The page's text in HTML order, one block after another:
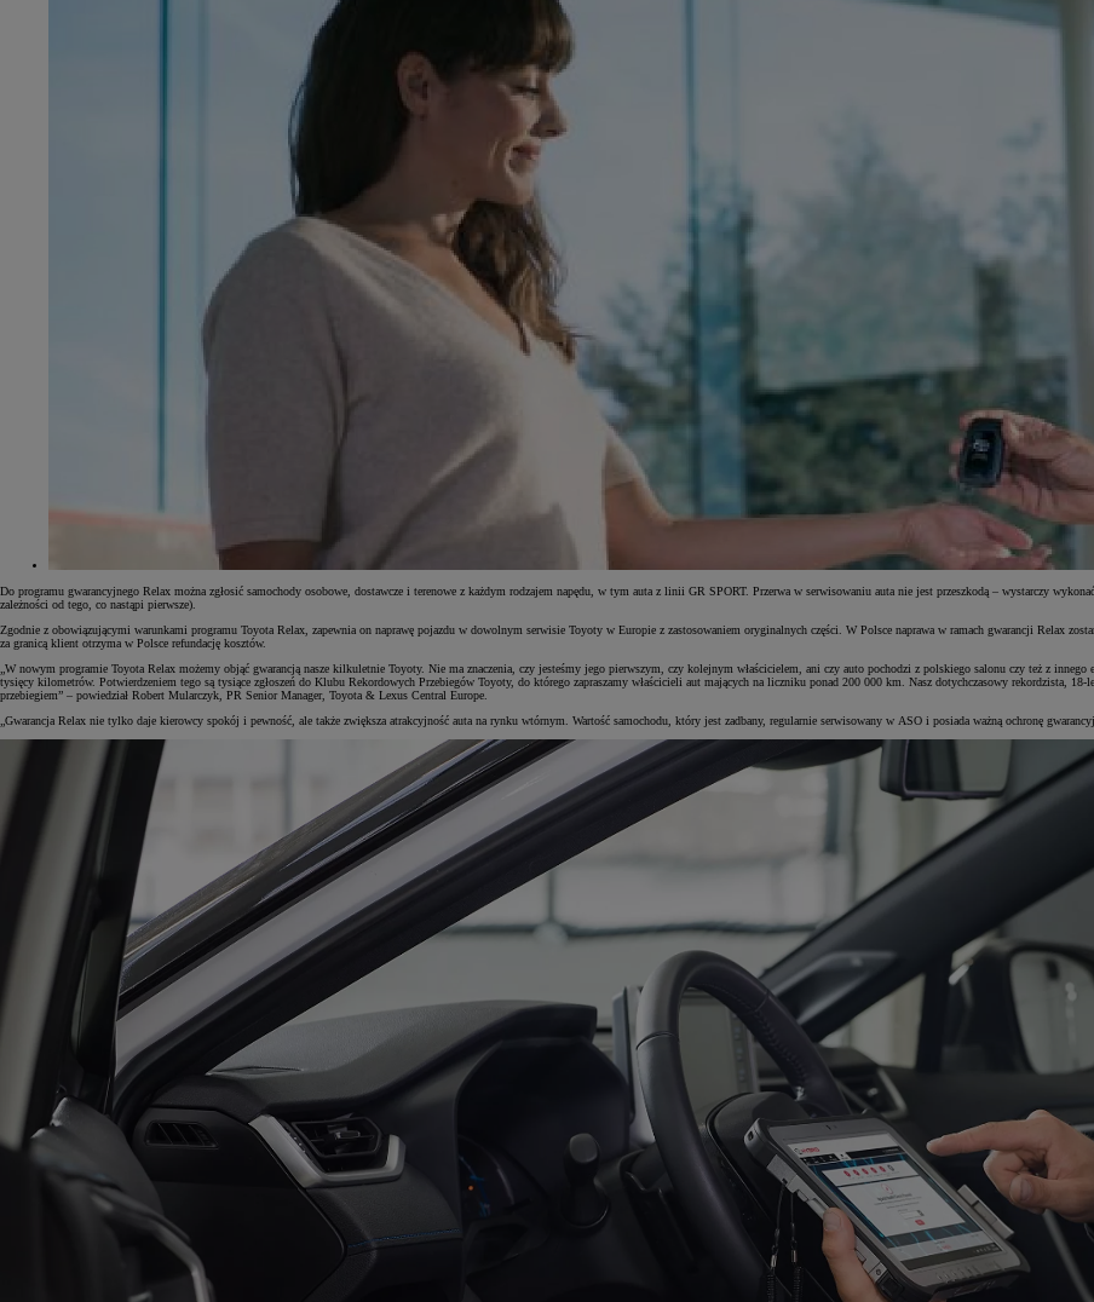
Od81 900 zł
Yaris Cross
Do programu gwarancyjnego Relax można zgłosić samochody osobowe, dostawcze i terenowe z każdym rodzajem napędu, w tym auta z linii GR SPORT. Przerwa w serwisowaniu auta nie jest przeszkodą – wystarczy
zależności od tego, co nastąpi pierwsze).
Zgodnie z obowiązującymi warunkami programu Toyota Relax, zapewnia on naprawę pojazdu w dowolnym serwisie Toyoty w Europie z zastosowaniem oryginalnych części. W Polsce naprawa w ramach gwarancji Relax
za granicą klient otrzyma w Polsce refundację kosztów.
„W nowym programie Toyota Relax możemy objąć gwarancją nasze kilkuletnie Toyoty. Nie ma znaczenia, czy jesteśmy jego pierwszym, czy kolejnym właścicielem, ani czy auto pochodzi z polskiego salonu czy też z
tysięcy kilometrów. Potwierdzeniem tego są tysiące zgłoszeń do Klubu Rekordowych Przebiegów Toyoty, do którego zapraszamy właścicieli aut mających na liczniku ponad 200 000 km. Nasz dotychczasowy rekordzista,
przebiegiem” – powiedział Robert Mularczyk, PR Senior Manager, Toyota & Lexus Central Europe.
„Gwarancja Relax nie tylko daje kierowcy spokój i pewność, ale także zwiększa atrakcyjność auta na rynku wtórnym. Wartość samochodu, który jest zadbany, regularnie serwisowany w ASO i posiada ważną ochronę